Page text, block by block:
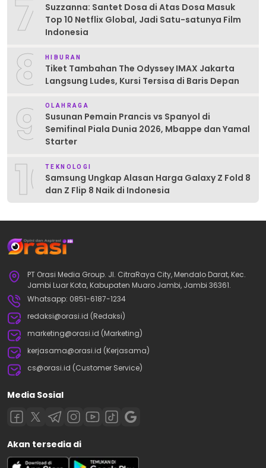
7
Suzzanna: Santet Dosa di Atas Dosa Masuk
Top 10 Netflix Global, Jadi Satu-satunya Film
Indonesia
8 HIBURAN
Tiket Tambahan The Odyssey IMAX Jakarta
Langsung Ludes, Kursi Tersisa di Baris Depan
9 OLAHRAGA
Susunan Pemain Prancis vs Spanyol di
Semifinal Piala Dunia 2026, Mbappe dan Yamal
Starter
10TEKNOLOGI
Samsung Ungkap Alasan Harga Galaxy Z Fold 8
dan Z Flip 8 Naik di Indonesia
PT Orasi Media Group. Jl. CitraRaya City, Mendalo Darat, Kec.
Jambi Luar Kota, Kabupaten Muaro Jambi, Jambi 36361.
Whatsapp: 0851-6187-1234
redaksi@orasi.id (Redaksi)
marketing@orasi.id (Marketing)
kerjasama@orasi.id (Kerjasama)
cs@orasi.id (Customer Service)
Media Sosial
Akan tersedia di